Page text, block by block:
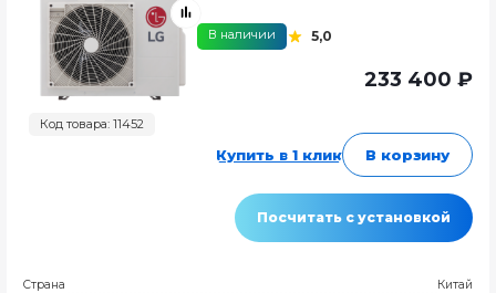
Код товара: 11452
В наличии 5,0
233 400 ₽
Купить в 1 клик В корзину
Посчитать с установкой
Страна
Китай